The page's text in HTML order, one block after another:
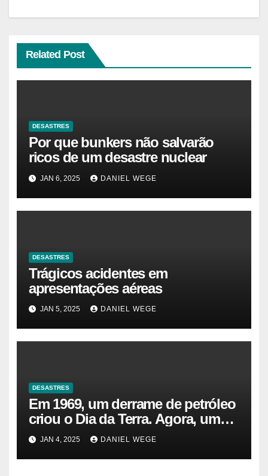
Related Post
DESASTRES
Por que bunkers não salvarão
ricos de um desastre nuclear
JAN 6, 2025 DANIEL WEGE
DESASTRES
Trágicos acidentes em
apresentações aéreas
JAN 5, 2025 DANIEL WEGE
DESASTRES
Em 1969, um derrame de petróleo
criou o Dia da Terra. Agora, um
gasoduto pode reabrir |
JAN 4, 2025 DANIEL WEGE